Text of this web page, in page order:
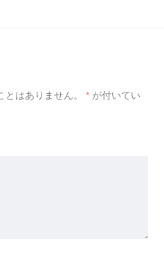
はありません。 *が付いてい